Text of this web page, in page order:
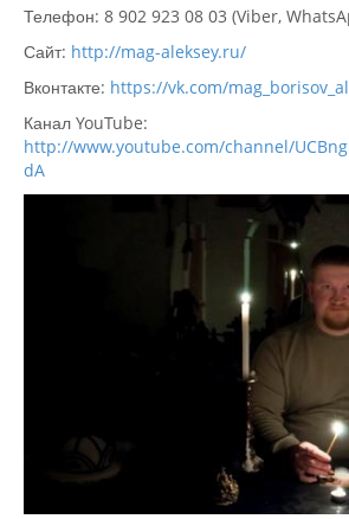
Телефон: 8 902 923 08 03 (Viber,
Сайт: http://mag-aleksey.ru/
Вконтакте: https://vk.com/
Канал YouTube:
http://www.youtube.com/channel/
dA